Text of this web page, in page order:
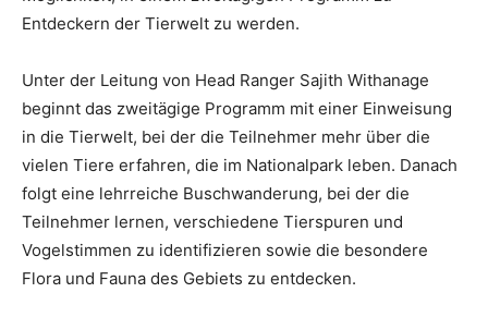
Entdeckern der Tierwelt zu werden.
Unter der Leitung von Head Ranger Sajith Withanage
beginnt das zweitägige Programm mit einer Einweisung
in die Tierwelt, bei der die Teilnehmer mehr über die
vielen Tiere erfahren, die im Nationalpark leben. Danach
folgt eine lehrreiche Buschwanderung, bei der die
Teilnehmer lernen, verschiedene Tierspuren und
Vogelstimmen zu identifizieren sowie die besondere
Flora und Fauna des Gebiets zu entdecken.